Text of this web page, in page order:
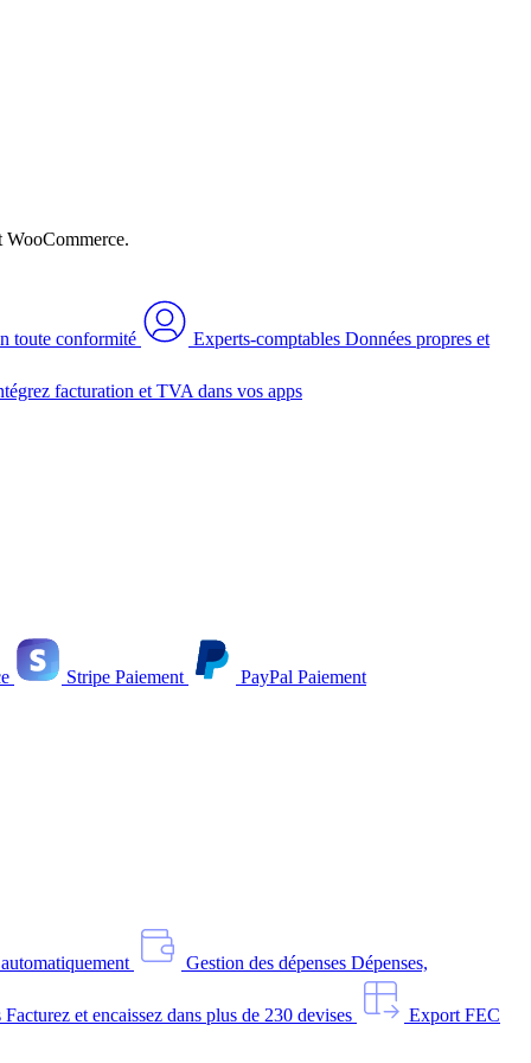
WooCommerce.
toute conformité Experts-comptables Données propres et
facturation et TVA dans vos apps
Stripe Paiement PayPal Paiement
Gestion des dépenses Dépenses,
Facturez et encaissez dans plus de 230 devises
Export FEC